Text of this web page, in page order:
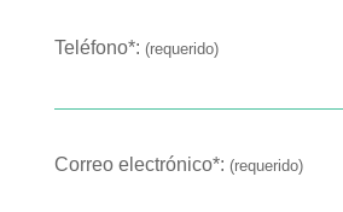
Teléfono*: (requerido)
Correo electrónico*: (requerido)